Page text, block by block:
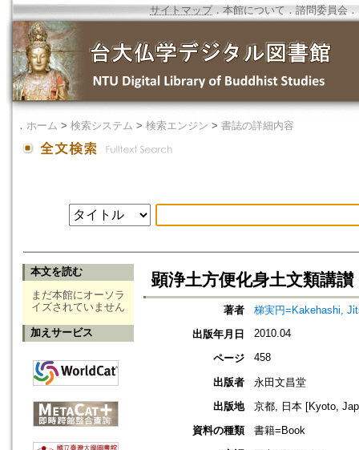
サイトマップ．本館について ． 諮問委員会 ．
． ホーム > 検索システム > 検索エンジン > 書誌の詳細内容
本文を読む
まだ本館にオーソラ
イズされていません
加えサービス
顕浄土方便化身土文類講讃
著者
梯実円=Kakehashi,
出版年月日
2010.04
ページ 458
出版者
永田文昌堂
出版地
京都, 日本 [Kyoto,
資料の種類
書籍=Book